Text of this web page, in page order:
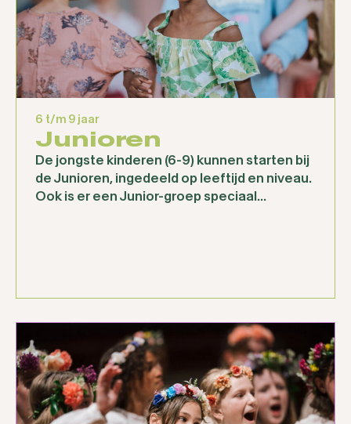
6 t/m 9 jaar
Junioren
De jongste kinderen (6-9) kunnen starten bij
de Junioren, ingedeeld op leeftijd en niveau.
Ook is er een Junior-groep speciaal...